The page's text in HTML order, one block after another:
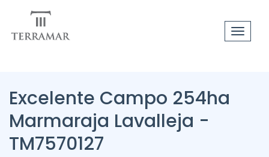
Toggle
Excelente Campo 254ha
Marmaraja Lavalleja -
TM7570127